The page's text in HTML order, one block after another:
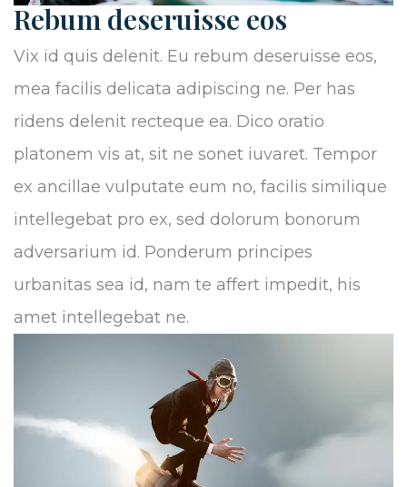
Rebum deseruisse eos
Vix id quis delenit. Eu rebum deseruisse eos,
mea facilis delicata adipiscing ne. Per has
ridens delenit recteque ea. Dico oratio
platonem vis at, sit ne sonet iuvaret. Tempor
ex ancillae vulputate eum no, facilis similique
intellegebat pro ex, sed dolorum bonorum
adversarium id. Ponderum principes
urbanitas sea id, nam te affert impedit, his
amet intellegebat ne.